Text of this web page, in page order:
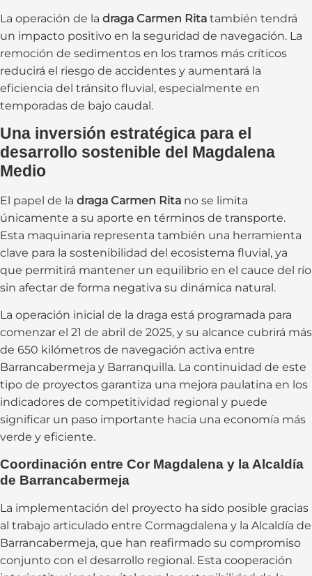
La operación de la draga Carmen Rita también tendrá
un impacto positivo en la seguridad de navegación. La
remoción de sedimentos en los tramos más críticos
reducirá el riesgo de accidentes y aumentará la
eficiencia del tránsito fluvial, especialmente en
temporadas de bajo caudal.
Una inversión estratégica para el
desarrollo sostenible del Magdalena
Medio
El papel de la draga Carmen Rita no se limita
únicamente a su aporte en términos de transporte.
Esta maquinaria representa también una herramienta
clave para la sostenibilidad del ecosistema fluvial, ya
que permitirá mantener un equilibrio en el cauce del río
sin afectar de forma negativa su dinámica natural.
La operación inicial de la draga está programada para
comenzar el 21 de abril de 2025, y su alcance cubrirá más
de 650 kilómetros de navegación activa entre
Barrancabermeja y Barranquilla. La continuidad de este
tipo de proyectos garantiza una mejora paulatina en los
indicadores de competitividad regional y puede
significar un paso importante hacia una economía más
verde y eficiente.
Coordinación entre Cor Magdalena y la Alcaldía
de Barrancabermeja
La implementación del proyecto ha sido posible gracias
al trabajo articulado entre Cormagdalena y la Alcaldía de
Barrancabermeja, que han reafirmado su compromiso
conjunto con el desarrollo regional. Esta cooperación